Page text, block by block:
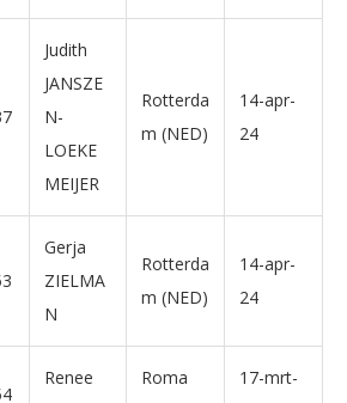
Judith
JANSZE
N-
LOEKE
MEIJER
Rotterda
m (NED)
14-apr-
24
Gerja
ZIELMA
N
Rotterda
m (NED)
14-apr-
24
Renee
Roma
17-mrt-